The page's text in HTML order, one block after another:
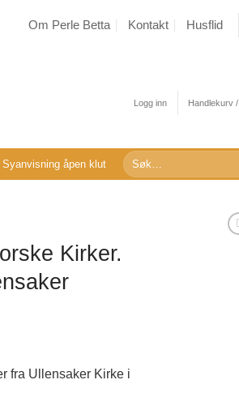
Om Perle Betta Kontakt Husflid
Logg inn Handlekurv /
Syanvisning åpen klut
Søk
etter:
Kirker.
fra Ullensaker Kirke i